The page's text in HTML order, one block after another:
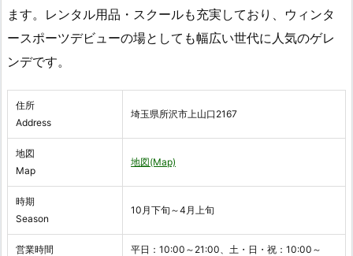
ます。レンタル用品・スクールも充実しており、ウィンタ
ースポーツデビューの場としても幅広い世代に人気のゲレ
ンデです。
住所
Address
埼玉県所沢市上山口2167
地図
Map
地図(Map)
時期
Season
10月下旬～4月上旬
営業時間
平日：10:00～21:00、土・日・祝：10:00～